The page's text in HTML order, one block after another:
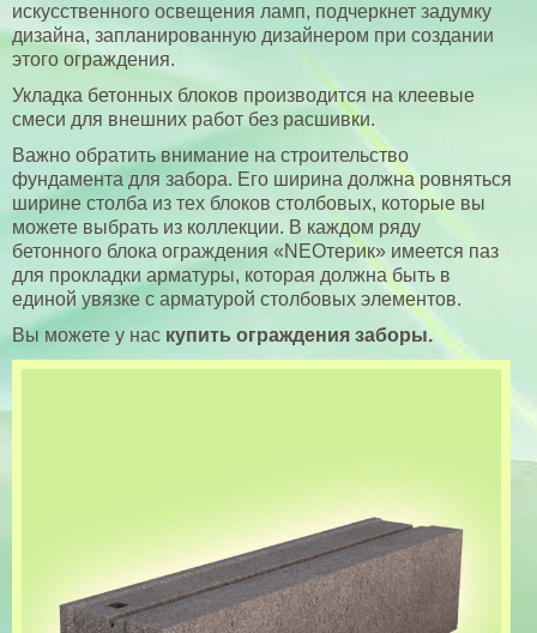
искусственного освещения ламп, подчеркнет задумку
дизайна, запланированную дизайнером при создании
этого ограждения.
Укладка бетонных блоков производится на клеевые
смеси для внешних работ без расшивки.
Важно обратить внимание на строительство
фундамента для забора. Его ширина должна ровняться
ширине столба из тех блоков столбовых, которые вы
можете выбрать из коллекции. В каждом ряду
бетонного блока ограждения «NEOтерик» имеется паз
для прокладки арматуры, которая должна быть в
единой увязке с арматурой столбовых элементов.
Вы можете у нас купить ограждения заборы.